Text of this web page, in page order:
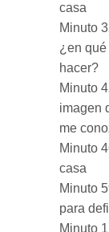
casa
Minuto
¿en
hacer?
Minuto
imagen
me
Minuto
casa
Minuto
para
Minuto